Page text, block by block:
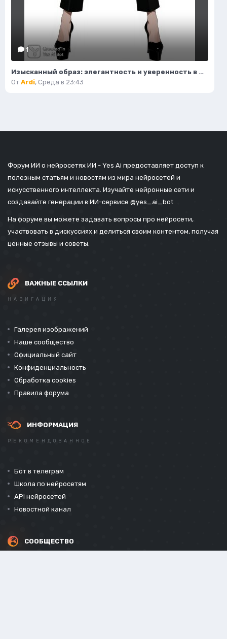
1
Изысканный образ: элегантность и уверенность в деталях. Нейросеть Flux.1
От Ardi, Среда в 23:43
Форум ИИ о нейросетях ИИ - Yes Ai предоставляет доступ к
полезным статьям и новостям из мира нейросетей и
искусственного интеллекта. Изучайте нейронные сети и
создавайте генерации в ИИ-сервисе @yes_ai_bot
На форуме вы можете задавать вопросы про нейросети,
участвовать в дискуссиях и делиться своим контентом, получая
ценные отзывы и советы.
ВАЖНЫЕ ССЫЛКИ
НАВИГАЦИЯ
Галерея изображений
Наше сообщество
Официальный сайт
Конфиденциальность
Обработка cookies
Правила форума
ИНФОРМАЦИЯ
РЕКОМЕНДОВАННОЕ
Бот в телеграм
Школа по нейросетям
API нейросетей
Новостной канал
СООБЩЕСТВО